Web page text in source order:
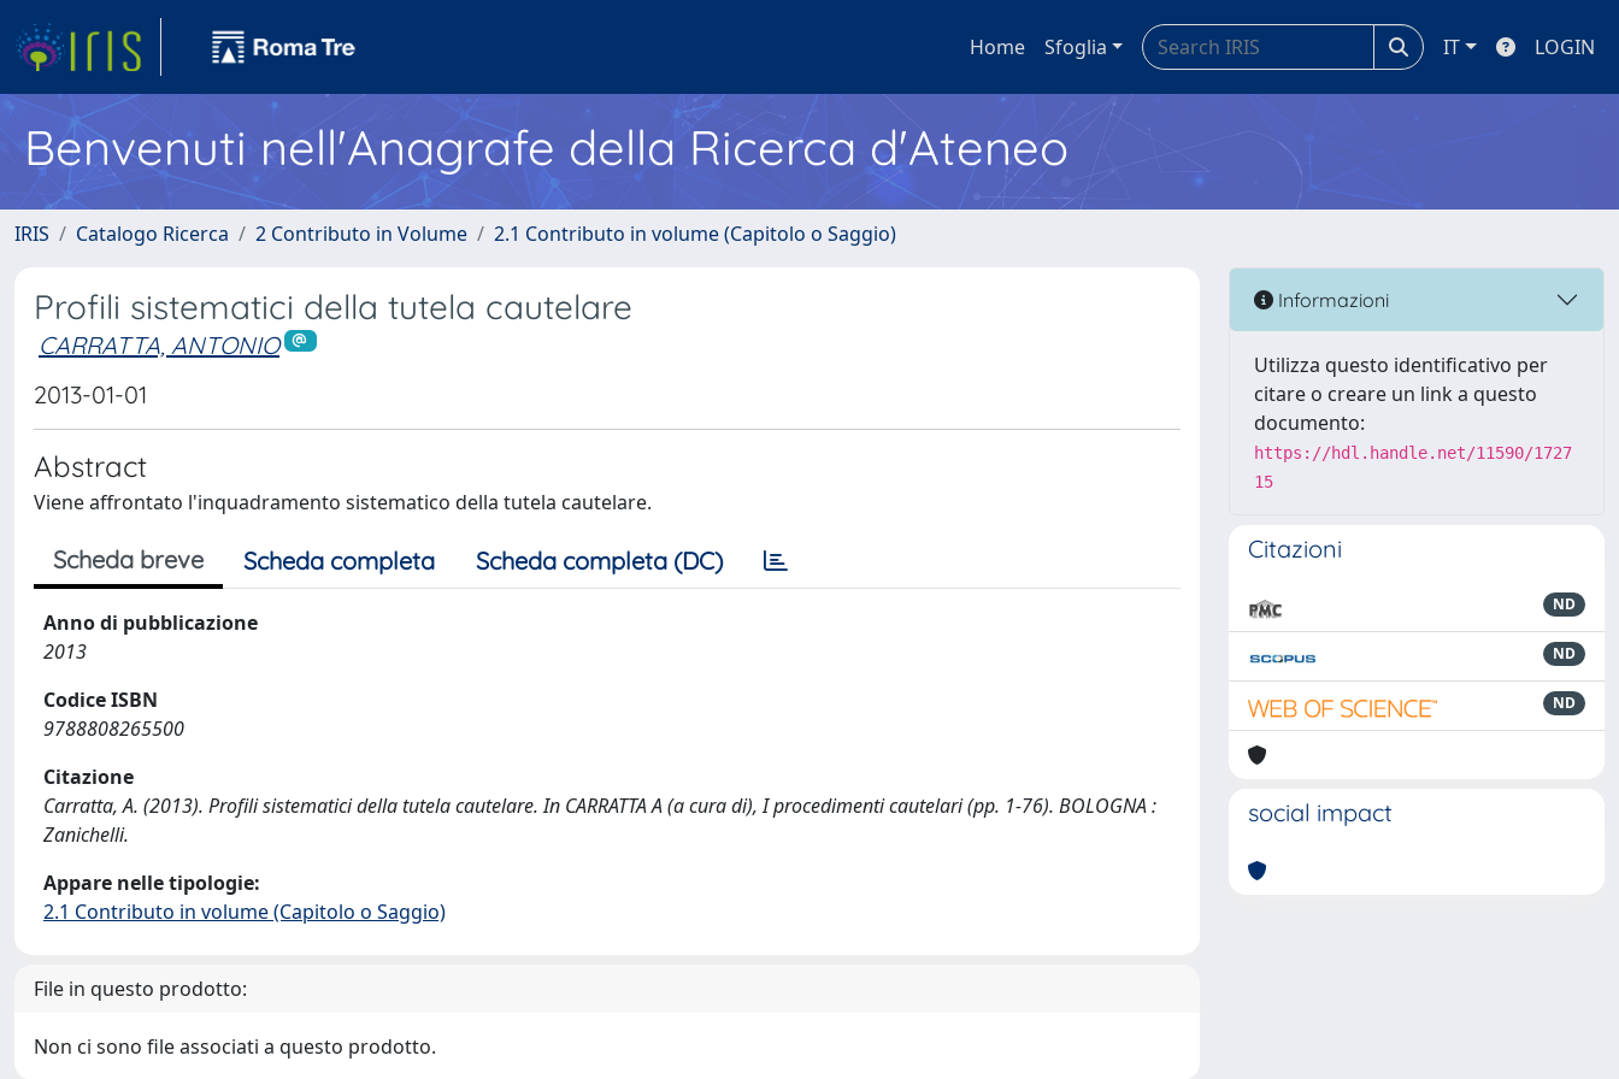
Home Sfoglia IT LOGIN
Benvenuti nell'Anagrafe della Ricerca d'Ateneo
IRIS Catalogo Ricerca 2 Contributo in Volume 2.1 Contributo in volume (Capitolo o Saggio)
Profili sistematici della tutela cautelare
CARRATTA, ANTONIO
2013-01-01
Abstract
Viene affrontato l'inquadramento sistematico della tutela cautelare.
Scheda breve Scheda completa Scheda completa (DC)
Anno di pubblicazione
2013
Codice ISBN
9788808265500
Citazione
Carratta, A. (2013). Profili sistematici della tutela cautelare. In CARRATTA A (a cura di), I procedimenti cautelari (pp. 1-76). BOLOGNA :
Zanichelli.
Appare nelle tipologie:
2.1 Contributo in volume (Capitolo o Saggio)
File in questo prodotto:
Non ci sono file associati a questo prodotto.
Informazioni
Utilizza questo identificativo per
citare o creare un link a questo
documento:
https://hdl.handle.net/11590/1727
15
Citazioni
ND
ND
ND
social impact